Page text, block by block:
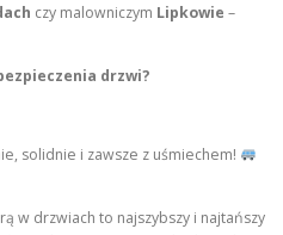
czy malowniczym Lipkowie –
drzwi?
solidnie i zawsze z uśmiechem!
w drzwiach to najszybszy i najtańszy